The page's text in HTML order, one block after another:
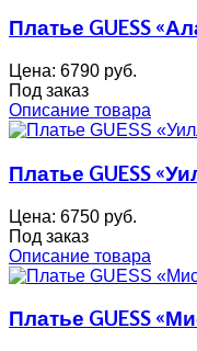
Платье GUESS
Цена: 6790 руб.
Под заказ
Описание товара
Платье GUESS
Цена: 6750 руб.
Под заказ
Описание товара
Платье GUESS